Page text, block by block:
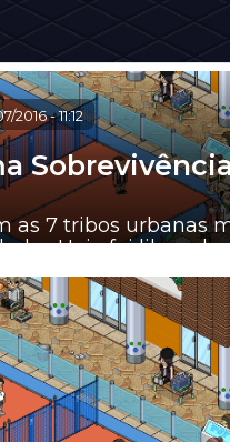
2016-11:12
as 7 tribos urbanas
Hoje foi liberado